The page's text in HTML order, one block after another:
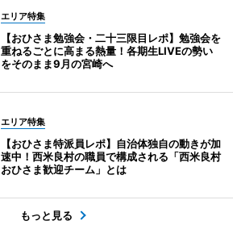
エリア特集
【おひさま勉強会・二十三限目レポ】勉強会を
重ねるごとに高まる熱量！各期生LIVEの勢い
をそのまま9月の宮崎へ
エリア特集
【おひさま特派員レポ】自治体独自の動きが加
速中！西米良村の職員で構成される「西米良村
おひさま歓迎チーム」とは
もっと見る